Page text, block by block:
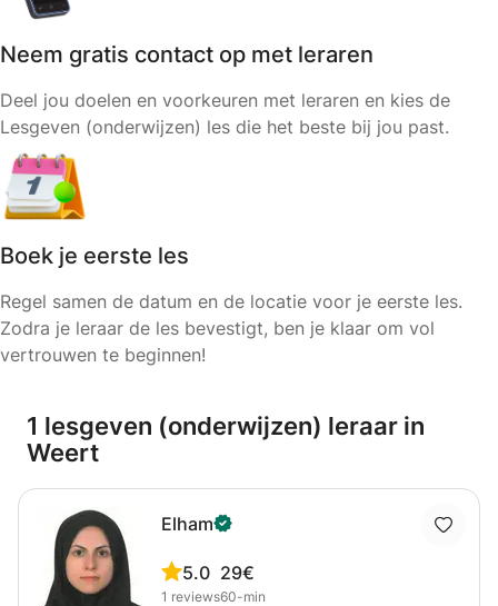
Neem gratis contact op met leraren
Deel jou doelen en voorkeuren met leraren en kies de
Lesgeven (onderwijzen) les die het beste bij jou past.
Boek je eerste les
Regel samen de datum en de locatie voor je eerste les.
Zodra je leraar de les bevestigt, ben je klaar om vol
vertrouwen te beginnen!
1 lesgeven (onderwijzen) leraar in
Weert
Elham
5.0
1 reviews
29€
60-min